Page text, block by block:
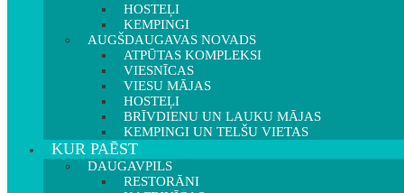
HOSTEĻI
KEMPINGI
AUGŠDAUGAVAS NOVADS
ATPŪTAS KOMPLEKSI
VIESNĪCAS
VIESU MĀJAS
HOSTEĻI
BRĪVDIENU UN LAUKU MĀJAS
KEMPINGI UN TELŠU VIETAS
KUR PAĒST
DAUGAVPILS
RESTORĀNI